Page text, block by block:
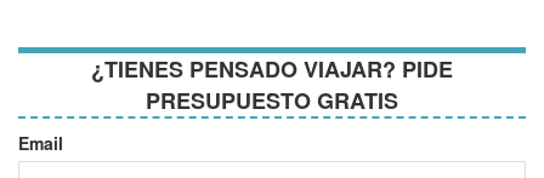
¿TIENES PENSADO VIAJAR? PIDE
PRESUPUESTO GRATIS
Email